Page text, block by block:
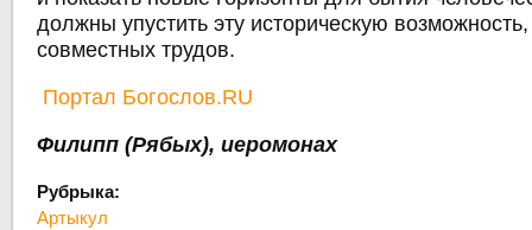
должны упустить эту историческую
совместных трудов.
Портал Богослов.RU
Филипп (Рябых), иеромонах
Рубрыка:
Артыкул